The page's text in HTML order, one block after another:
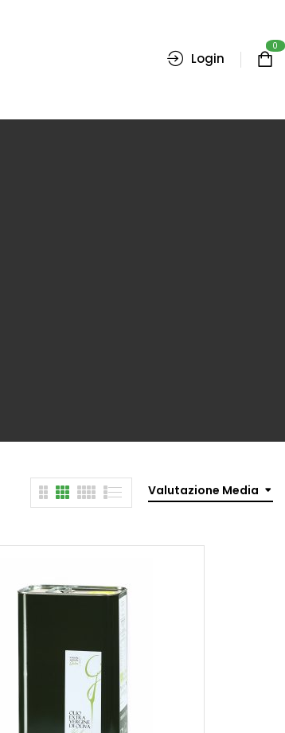
Login
0
Valutazione Media